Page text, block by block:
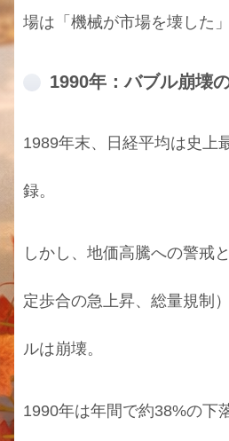
場は「機械が市場を壊した
1990年：バブル崩壊
1989年末、日経平均は史上
録。
しかし、地価高騰への警戒
定歩合の急上昇、総量規制
ルは崩壊。
1990年は年間で約38%の下